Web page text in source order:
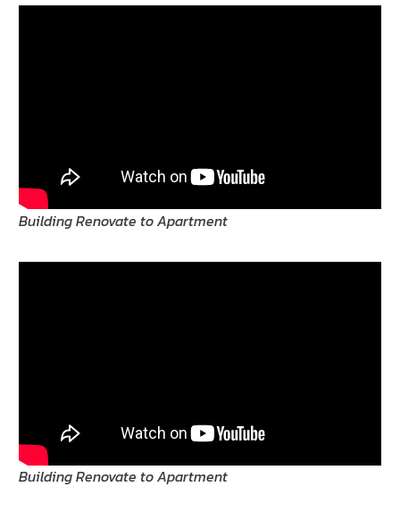
Building Renovate to Apartment
Building Renovate to Apartment